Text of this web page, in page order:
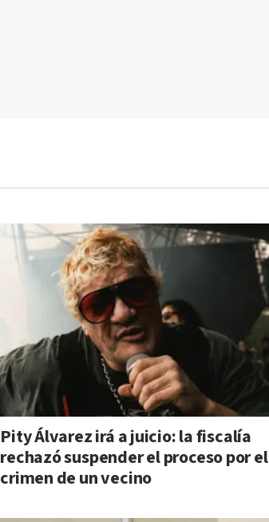
Pity Álvarez irá a juicio: la fiscalía
rechazó suspender el proceso por el
crimen de un vecino